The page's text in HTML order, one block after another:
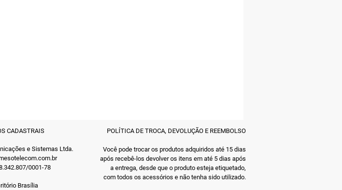
CADASTRAIS
e Sistemas Ltda.
0001-78
Brasília
POLÍTICA DE TROCA, DEVOLUÇÃO E REEMBOLSO
Você pode trocar os produtos adquiridos até 15 dias
após recebê-los devolver os itens em até 5 dias após
a entrega, desde que o produto esteja etiquetado,
com todos os acessórios e não tenha sido utilizado.